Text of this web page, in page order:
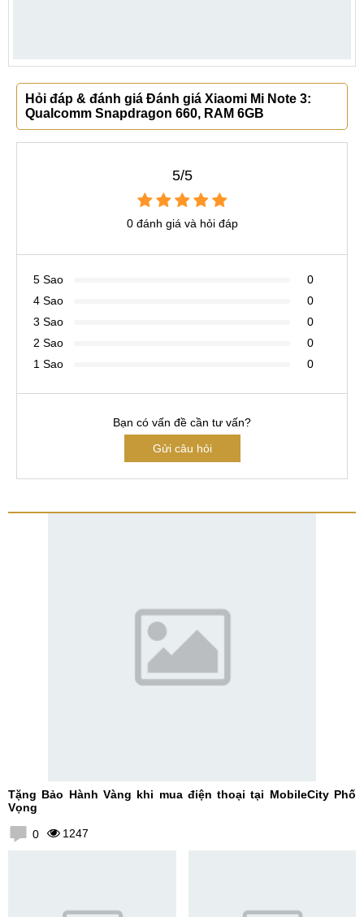
Hỏi đáp & đánh giá Đánh giá Xiaomi Mi Note 3:
Qualcomm Snapdragon 660, RAM 6GB
5/5
0 đánh giá và hỏi đáp
5 Sao
0
4 Sao
0
3 Sao
0
2 Sao
0
1 Sao
0
Bạn có vấn đề cần tư vấn?
Gửi câu hỏi
Tặng Bảo Hành Vàng khi mua điện thoại tại MobileCity Phố
Vọng
0 1247